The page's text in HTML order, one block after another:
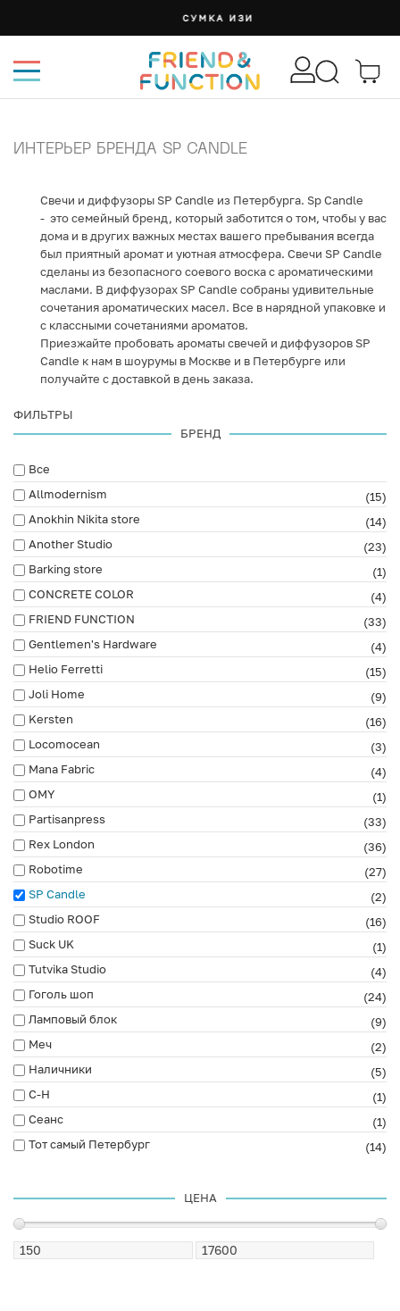
СУМКА ИЗИ
ИНТЕРЬЕР БРЕНДА SP CANDLE
Свечи и диффузоры SP Candle из Петербурга. Sp Candle
- это семейный бренд, который заботится о том, чтобы у вас
дома и в других важных местах вашего пребывания всегда
был приятный аромат и уютная атмосфера. Свечи SP Candle
сделаны из безопасного соевого воска с ароматическими
маслами. В диффузорах SP Candle собраны удивительные
сочетания ароматических масел. Все в нарядной упаковке и
с классными сочетаниями ароматов.
Приезжайте пробовать ароматы свечей и диффузоров SP
Candle к нам в шоурумы в Москве и в Петербурге или
получайте с доставкой в день заказа.
ФИЛЬТРЫ
БРЕНД
Все
Allmodernism
(15)
Anokhin Nikita store
(14)
Another Studio
(23)
Barking store
(1)
CONCRETE COLOR
(4)
FRIEND FUNCTION
(33)
Gentlemen's Hardware
(4)
Helio Ferretti
(15)
Joli Home
(9)
Kersten
(16)
Locomocean
(3)
Mana Fabric
(4)
OMY
(1)
Partisanpress
(33)
Rex London
(36)
Robotime
(27)
SP Candle
(2)
Studio ROOF
(16)
Suck UK
(1)
Tutvika Studio
(4)
Гоголь шоп
(24)
Ламповый блок
(9)
Меч
(2)
Наличники
(5)
С-Н
(1)
Сеанс
(1)
Тот самый Петербург
(14)
ЦЕНА